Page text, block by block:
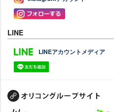
LINE
LINEアカウントメディア